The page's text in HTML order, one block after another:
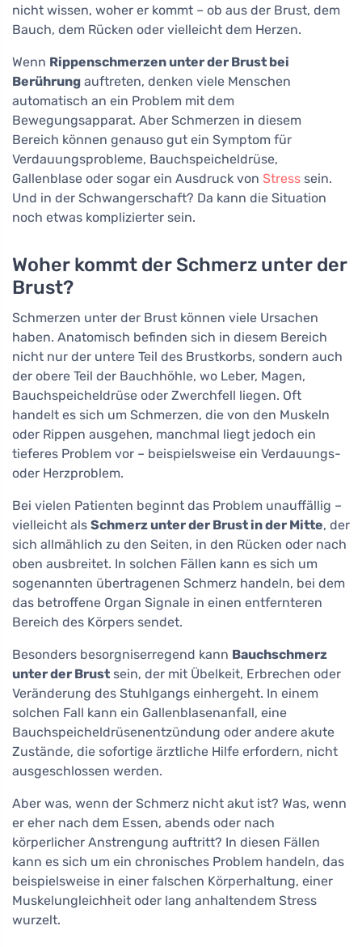
nicht wissen, woher er kommt – ob aus der Brust, dem
Bauch, dem Rücken oder vielleicht dem Herzen.
Wenn Rippenschmerzen unter der Brust bei
Berührung auftreten, denken viele Menschen
automatisch an ein Problem mit dem
Bewegungsapparat. Aber Schmerzen in diesem
Bereich können genauso gut ein Symptom für
Verdauungsprobleme, Bauchspeicheldrüse,
Gallenblase oder sogar ein Ausdruck von Stress sein.
Und in der Schwangerschaft? Da kann die Situation
noch etwas komplizierter sein.
Woher kommt der Schmerz unter der
Brust?
Schmerzen unter der Brust können viele Ursachen
haben. Anatomisch befinden sich in diesem Bereich
nicht nur der untere Teil des Brustkorbs, sondern auch
der obere Teil der Bauchhöhle, wo Leber, Magen,
Bauchspeicheldrüse oder Zwerchfell liegen. Oft
handelt es sich um Schmerzen, die von den Muskeln
oder Rippen ausgehen, manchmal liegt jedoch ein
tieferes Problem vor – beispielsweise ein Verdauungs-
oder Herzproblem.
Bei vielen Patienten beginnt das Problem unauffällig –
vielleicht als Schmerz unter der Brust in der Mitte, der
sich allmählich zu den Seiten, in den Rücken oder nach
oben ausbreitet. In solchen Fällen kann es sich um
sogenannten übertragenen Schmerz handeln, bei dem
das betroffene Organ Signale in einen entfernteren
Bereich des Körpers sendet.
Besonders besorgniserregend kann Bauchschmerz
unter der Brust sein, der mit Übelkeit, Erbrechen oder
Veränderung des Stuhlgangs einhergeht. In einem
solchen Fall kann ein Gallenblasenanfall, eine
Bauchspeicheldrüsenentzündung oder andere akute
Zustände, die sofortige ärztliche Hilfe erfordern, nicht
ausgeschlossen werden.
Aber was, wenn der Schmerz nicht akut ist? Was, wenn
er eher nach dem Essen, abends oder nach
körperlicher Anstrengung auftritt? In diesen Fällen
kann es sich um ein chronisches Problem handeln, das
beispielsweise in einer falschen Körperhaltung, einer
Muskelungleichheit oder lang anhaltendem Stress
wurzelt.